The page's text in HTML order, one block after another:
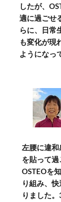
したが、
適に過ごせ
らに、日常
も変化が現
ようになっ
左腰に違
を貼って過
OSTEOを
り組み、
りました